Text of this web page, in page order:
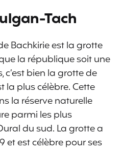
Tach
Bachkirie est la grotte
la république soit une
c’est bien la grotte de
la plus célèbre. Cette
la réserve naturelle
parmi les plus
du sud. La grotte a
et est célèbre pour ses